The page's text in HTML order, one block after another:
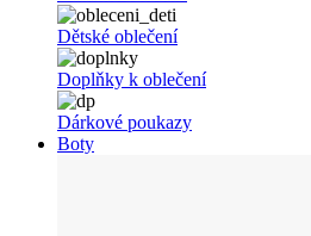
Dětské oblečení
Doplňky k oblečení
Dárkové poukazy
Boty